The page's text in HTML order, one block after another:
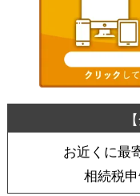
お近くに最
相続税申